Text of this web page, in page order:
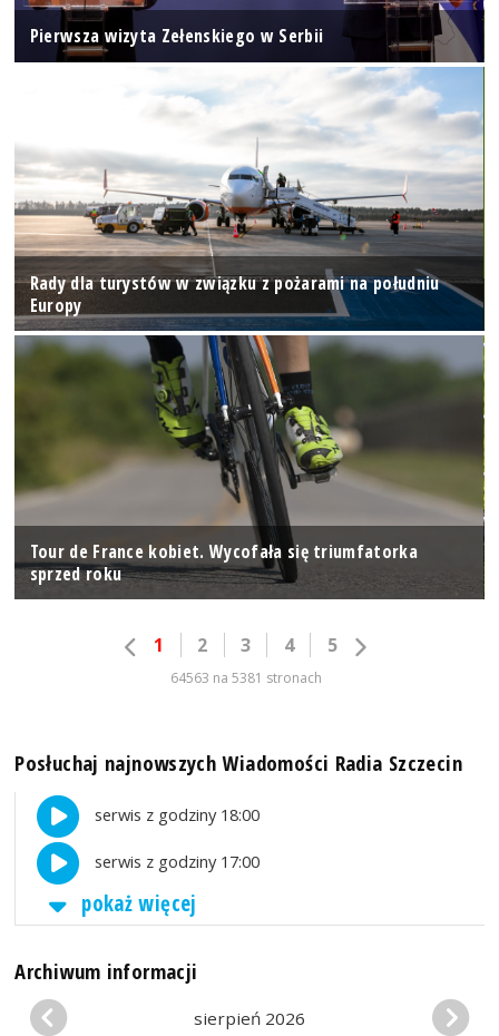
Pierwsza wizyta Zełenskiego w Serbii
Rady dla turystów w związku z pożarami na południu
Europy
Tour de France kobiet. Wycofała się triumfatorka
sprzed roku
1 2 3 4 5
64563 na 5381 stronach
Posłuchaj najnowszych Wiadomości Radia Szczecin
serwis z godziny 18:00
serwis z godziny 17:00
pokaż więcej
Archiwum informacji
sierpień 2026